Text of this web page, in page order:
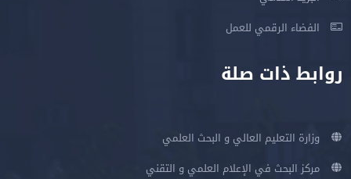
الفضاء الرقمي للعمل
روابط ذات صلة
وزارة التعليم العالي و البحث العلمي
مركز البحث في الإعلام العلمي و التقني